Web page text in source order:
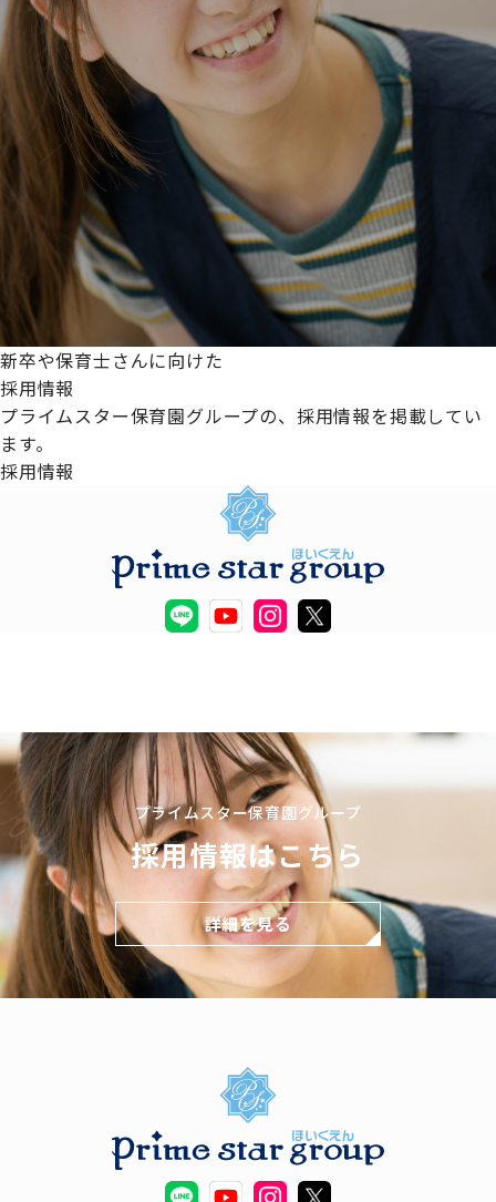
新卒や保育士さんに向けた
採用情報
プライムスター保育園グループの、採用情報を掲載してい
ます。
採用情報
プライムスター保育園グループ
採用情報はこちら
詳細を見る